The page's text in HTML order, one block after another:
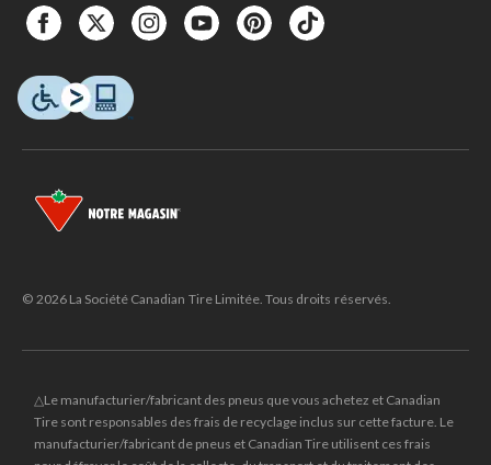
© 2026 La Société Canadian Tire Limitée. Tous droits réservés.
△Le manufacturier/fabricant des pneus que vous achetez et Canadian
Tire sont responsables des frais de recyclage inclus sur cette facture. Le
manufacturier/fabricant de pneus et Canadian Tire utilisent ces frais